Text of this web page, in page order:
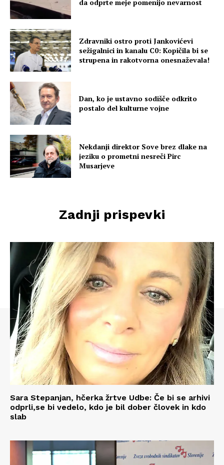
da odprte meje pomenijo nevarnost
Zdravniki ostro proti Jankovićevi
sežigalnici in kanalu C0: Kopičila bi se
strupena in rakotvorna onesnaževala!
Dan, ko je ustavno sodišče odkrito
postalo del kulturne vojne
Nekdanji direktor Sove brez dlake na
jeziku o prometni nesreči Pirc
Musarjeve
Zadnji prispevki
Sara Stepanjan, hčerka žrtve Udbe: Če bi se arhivi
odprli,se bi vedelo, kdo je bil dober človek in kdo
slab